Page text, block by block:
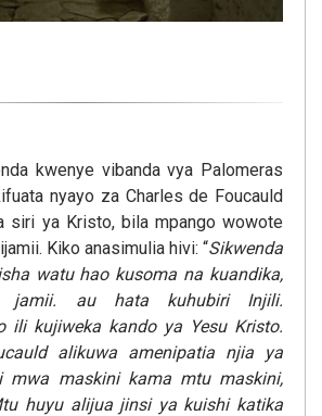
kwenye vibanda vya Palomeras
nyayo za Charles de Foucauld
siri ya Kristo, bila mpango wowote
Kiko anasimulia hivi: “Sikwenda
watu hao kusoma na kuandika,
jamii. au hata kuhubiri Injili.
ili kujiweka kando ya Yesu Kristo.
alikuwa amenipatia njia ya
mwa maskini kama mtu maskini,
huyu alijua jinsi ya kuishi katika